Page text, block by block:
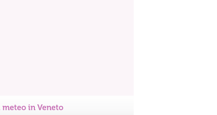
meteo in Veneto